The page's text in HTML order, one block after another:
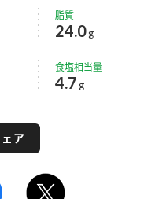
脂質
24.0 g
食塩相当量
4.7 g